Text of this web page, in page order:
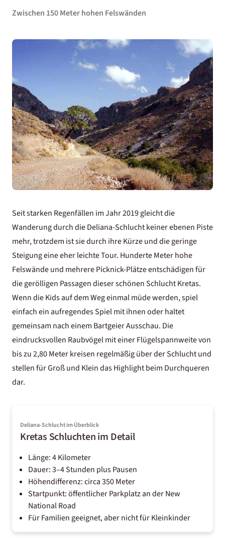
Zwischen 150 Meter hohen Felswänden
Seit starken Regenfällen im Jahr 2019 gleicht die
Wanderung durch die Deliana-Schlucht keiner ebenen Piste
mehr, trotzdem ist sie durch ihre Kürze und die geringe
Steigung eine eher leichte Tour. Hunderte Meter hohe
Felswände und mehrere Picknick-Plätze entschädigen für
die gerölligen Passagen dieser schönen Schlucht Kretas.
Wenn die Kids auf dem Weg einmal müde werden, spiel
einfach ein aufregendes Spiel mit ihnen oder haltet
gemeinsam nach einem Bartgeier Ausschau. Die
eindrucksvollen Raubvögel mit einer Flügelspannweite von
bis zu 2,80 Meter kreisen regelmäßig über der Schlucht und
stellen für Groß und Klein das Highlight beim Durchqueren
dar.
Deliana-Schlucht im Überblick
Kretas Schluchten im Detail
Länge: 4 Kilometer
Dauer: 3–4 Stunden plus Pausen
Höhendifferenz: circa 350 Meter
Startpunkt: öffentlicher Parkplatz an der New
National Road
Für Familien geeignet, aber nicht für Kleinkinder